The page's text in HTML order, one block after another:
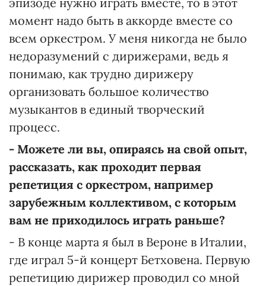
момент надо быть в аккорде вместе со
всем оркестром. У меня никогда не было
недоразумений с дирижерами, ведь я
понимаю, как трудно дирижеру
организовать большое количество
музыкантов в единый творческий
процесс.
- Можете ли вы, опираясь на свой опыт,
рассказать, как проходит первая
репетиция с оркестром, например
зарубежным коллективом, с которым
вам не приходилось играть раньше?
- В конце марта я был в Вероне в Италии,
где играл 5-й концерт Бетховена. Первую
репетицию дирижер проводил со мной